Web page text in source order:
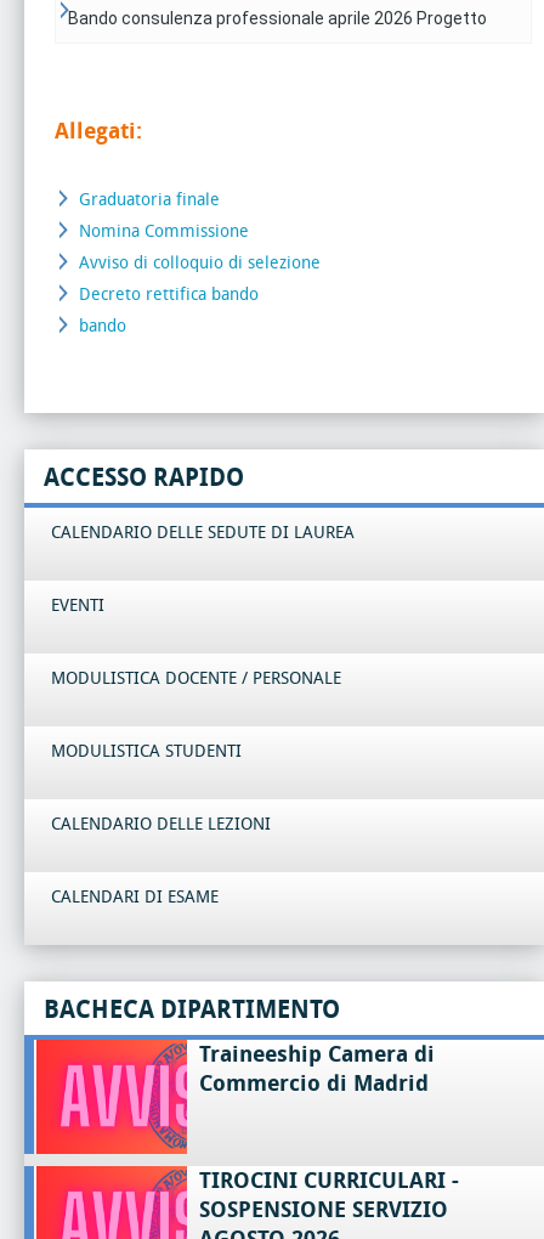
Bando consulenza professionale aprile 2026 Progetto
Allegati:
Graduatoria finale
Nomina Commissione
Avviso di colloquio di selezione
Decreto rettifica bando
bando
ACCESSO RAPIDO
CALENDARIO DELLE SEDUTE DI LAUREA
EVENTI
MODULISTICA DOCENTE / PERSONALE
MODULISTICA STUDENTI
CALENDARIO DELLE LEZIONI
CALENDARI DI ESAME
BACHECA DIPARTIMENTO
Traineeship Camera di
Commercio di Madrid
TIROCINI CURRICULARI -
SOSPENSIONE SERVIZIO